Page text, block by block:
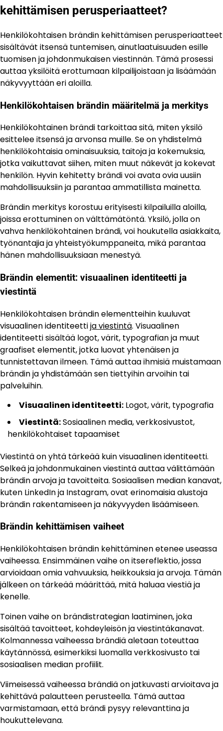
kehittämisen perusperiaatteet?
Henkilökohtaisen brändin kehittämisen perusperiaatteet
sisältävät itsensä tuntemisen, ainutlaatuisuuden esille
tuomisen ja johdonmukaisen viestinnän. Tämä prosessi
auttaa yksilöitä erottumaan kilpailijoistaan ja lisäämään
näkyvyyttään eri aloilla.
Henkilökohtaisen brändin määritelmä ja merkitys
Henkilökohtainen brändi tarkoittaa sitä, miten yksilö
esittelee itsensä ja arvonsa muille. Se on yhdistelmä
henkilökohtaisia ominaisuuksia, taitoja ja kokemuksia,
jotka vaikuttavat siihen, miten muut näkevät ja kokevat
henkilön. Hyvin kehitetty brändi voi avata ovia uusiin
mahdollisuuksiin ja parantaa ammatillista mainetta.
Brändin merkitys korostuu erityisesti kilpailuilla aloilla,
joissa erottuminen on välttämätöntä. Yksilö, jolla on
vahva henkilökohtainen brändi, voi houkutella asiakkaita,
työnantajia ja yhteistyökumppaneita, mikä parantaa
hänen mahdollisuuksiaan menestyä.
Brändin elementit: visuaalinen identiteetti ja
viestintä
Henkilökohtaisen brändin elementteihin kuuluvat
visuaalinen identiteettija viestintä. Visuaalinen
identiteetti sisältää logot, värit, typografian ja muut
graafiset elementit, jotka luovat yhtenäisen ja
tunnistettavan ilmeen. Tämä auttaa ihmisiä muistamaan
brändin ja yhdistämään sen tiettyihin arvoihin tai
palveluihin.
Visuaalinen identiteetti: Logot, värit, typografia
Viestintä:Sosiaalinen media, verkkosivustot,
henkilökohtaiset tapaamiset
Viestintä on yhtä tärkeää kuin visuaalinen identiteetti.
Selkeä ja johdonmukainen viestintä auttaa välittämään
brändin arvoja ja tavoitteita. Sosiaalisen median kanavat,
kuten LinkedIn ja Instagram, ovat erinomaisia alustoja
brändin rakentamiseen ja näkyvyyden lisäämiseen.
Brändin kehittämisen vaiheet
Henkilökohtaisen brändin kehittäminen etenee useassa
vaiheessa. Ensimmäinen vaihe on itsereflektio, jossa
arvioidaan omia vahvuuksia, heikkouksia ja arvoja. Tämän
jälkeen on tärkeää määrittää, mitä haluaa viestiä ja
kenelle.
Toinen vaihe on brändistrategian laatiminen, joka
sisältää tavoitteet, kohdeyleisön ja viestintäkanavat.
Kolmannessa vaiheessa brändiä aletaan toteuttaa
käytännössä, esimerkiksi luomalla verkkosivusto tai
sosiaalisen median profiilit.
Viimeisessä vaiheessa brändiä on jatkuvasti arvioitava ja
kehittävä palautteen perusteella. Tämä auttaa
varmistamaan, että brändi pysyy relevanttina ja
houkuttelevana.